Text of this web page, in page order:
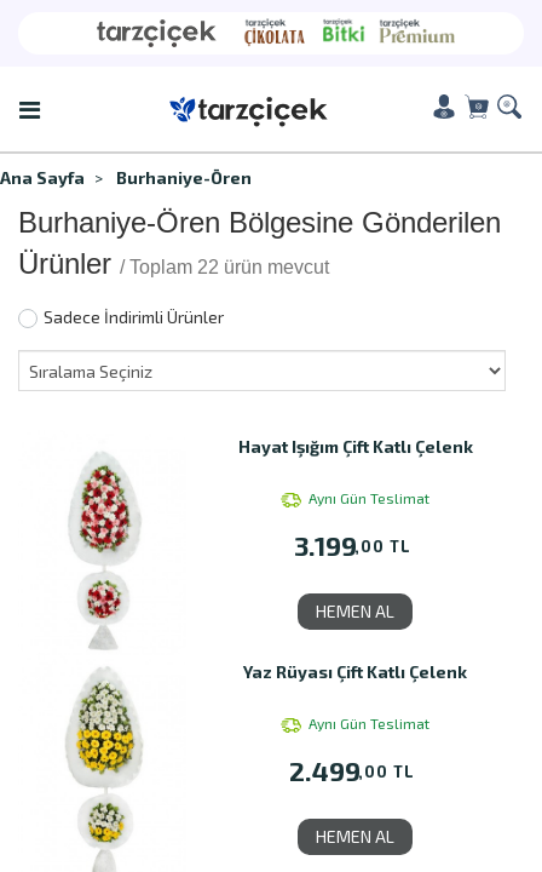
Ana Sayfa Burhaniye-Ören
Burhaniye-Ören Bölgesine Gönderilen
Ürünler / Toplam 22 ürün mevcut
Sadece İndirimli Ürünler
Hayat Işığım Çift Katlı Çelenk
Aynı Gün Teslimat
3.199,00 TL
HEMEN AL
Yaz Rüyası Çift Katlı Çelenk
Aynı Gün Teslimat
2.499,00 TL
HEMEN AL